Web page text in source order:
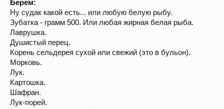
Берем:
Ну судак какой есть... или любую белую рыбу.
Зубатка - грамм 500. Или любая жирная белая рыба.
Лаврушка.
Душистый перец.
Корень сельдерея сухой или свежий (это в бульон).
Морковь.
Лук.
Картошка.
Шафран.
Лук-порей.